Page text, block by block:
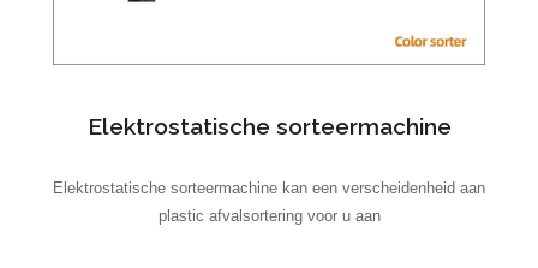
Elektrostatische sorteermachine
Elektrostatische sorteermachine kan een verscheidenheid aan
plastic afvalsortering voor u aan